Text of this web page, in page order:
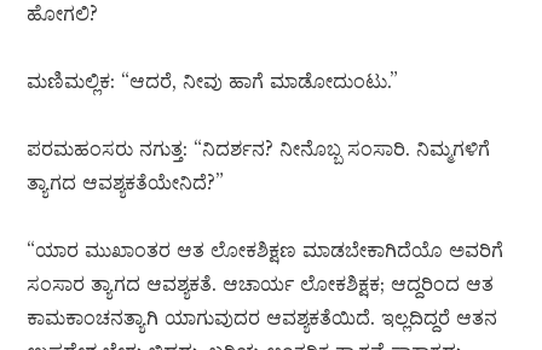
ಹೋಗಲಿ?
ಮಣಿಮಲ್ಲಿಕ: “ಆದರೆ, ನೀವು ಹಾಗೆ ಮಾಡೋದುಂಟು.”
ಪರಮಹಂಸರು ನಗುತ್ತ: “ನಿದರ್ಶನ? ನೀನೊಬ್ಬ ಸಂಸಾರಿ. ನಿಮ್ಮಗಳಿಗೆ
ತ್ಯಾಗದ ಆವಶ್ಯಕತೆಯೇನಿದೆ?”
“ಯಾರ ಮುಖಾಂತರ ಆತ ಲೋಕಶಿಕ್ಷಣ ಮಾಡಬೇಕಾಗಿದೆಯೊ ಅವರಿಗೆ
ಸಂಸಾರ ತ್ಯಾಗದ ಆವಶ್ಯಕತೆ. ಆಚಾರ್ಯ ಲೋಕಶಿಕ್ಷಕ; ಆದ್ದರಿಂದ ಆತ
ಕಾಮಕಾಂಚನತ್ಯಾಗಿ ಯಾಗುವುದರ ಆವಶ್ಯಕತೆಯಿದೆ. ಇಲ್ಲದಿದ್ದರೆ ಆತನ